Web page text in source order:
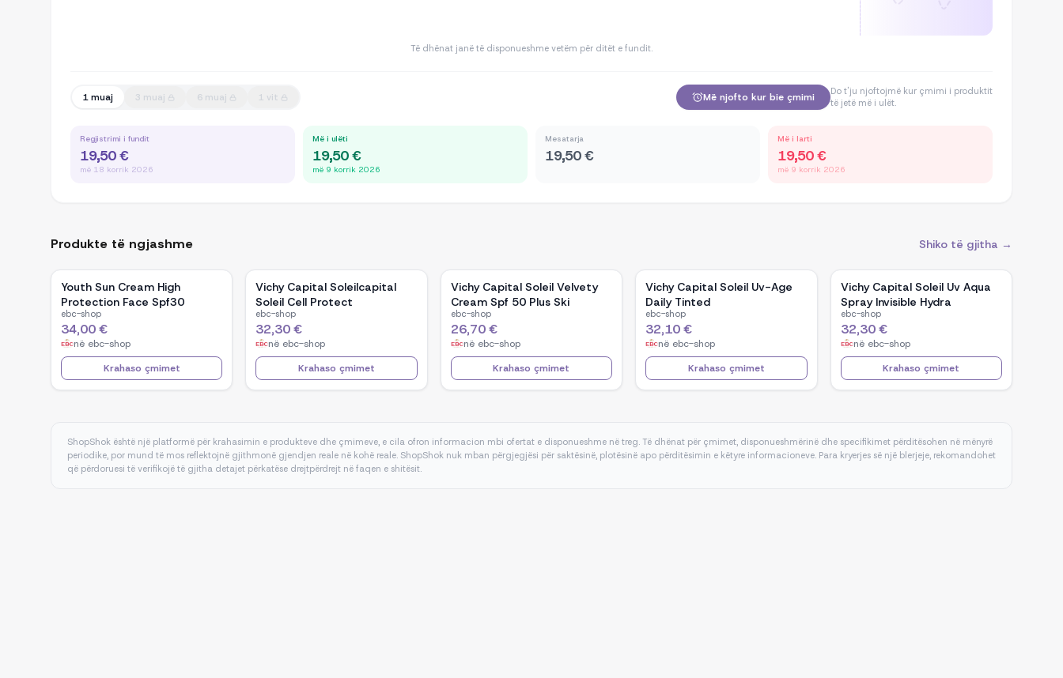
Të dhënat janë të disponueshme vetëm për ditët e fundit.
1 muaj 3 muaj 6 muaj 1 vit Më njofto kur bie çmimi
Do t'ju njoftojmë kur çmimi i produktit
të jetë më i ulët.
Regjistrimi i fundit
19,50 €
më 18 korrik 2026
Më i ulëti
19,50 €
më 9 korrik 2026
Mesatarja
19,50 €
Më i larti
19,50 €
më 9 korrik 2026
Produkte të ngjashme Shiko të gjitha →
Youth Sun Cream High
Protection Face Spf30
ebc-shop
34,00 €
në ebc-shop
Krahaso çmimet
Vichy Capital Soleilcapital
Soleil Cell Protect
ebc-shop
32,30 €
në ebc-shop
Krahaso çmimet
Vichy Capital Soleil Velvety
Cream Spf 50 Plus Ski
ebc-shop
26,70 €
në ebc-shop
Krahaso çmimet
Vichy Capital Soleil Uv-Age
Daily Tinted
ebc-shop
32,10 €
në ebc-shop
Krahaso çmimet
Vichy Capital Soleil Uv Aqua
Spray Invisible Hydra
ebc-shop
32,30 €
në ebc-shop
Krahaso çmimet
ShopShok është një platformë për krahasimin e produkteve dhe çmimeve, e cila ofron informacion mbi ofertat e disponueshme në treg. Të dhënat për çmimet, disponueshmërinë dhe specifikimet përditësohen në mënyrë
periodike, por mund të mos reflektojnë gjithmonë gjendjen reale në kohë reale. ShopShok nuk mban përgjegjësi për saktësinë, plotësinë apo përditësimin e këtyre informacioneve. Para kryerjes së një blerjeje, rekomandohet
që përdoruesi të verifikojë të gjitha detajet përkatëse drejtpërdrejt në faqen e shitësit.